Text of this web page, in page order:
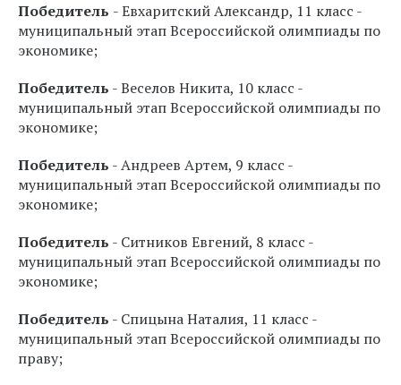
Победитель - Евхаритский Александр, 11 класс -
муниципальный этап Всероссийской олимпиады по
экономике;
Победитель - Веселов Никита, 10 класс -
муниципальный этап Всероссийской олимпиады по
экономике;
Победитель - Андреев Артем, 9 класс -
муниципальный этап Всероссийской олимпиады по
экономике;
Победитель - Ситников Евгений, 8 класс -
муниципальный этап Всероссийской олимпиады по
экономике;
Победитель - Спицына Наталия, 11 класс -
муниципальный этап Всероссийской олимпиады по
праву;